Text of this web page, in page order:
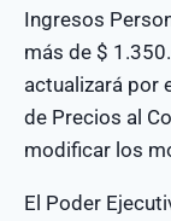
Ingresos
más de $
actualizará por
de Precios al
modificar los
El Poder